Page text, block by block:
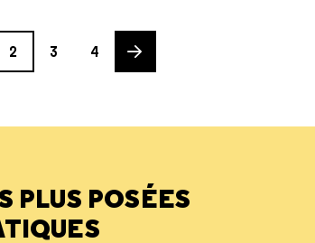
2
Page
3
4
Next page
PLUS POSÉES